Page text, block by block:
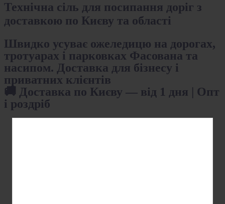
Технічна сіль для посипання доріг з
доставкою по Києву та області
Швидко усуває ожеледицю на дорогах,
тротуарах і парковках Фасована та
насипом. Доставка для бізнесу і
приватних клієнтів
🚚 Доставка по Києву — від 1 дня | Опт
і роздріб